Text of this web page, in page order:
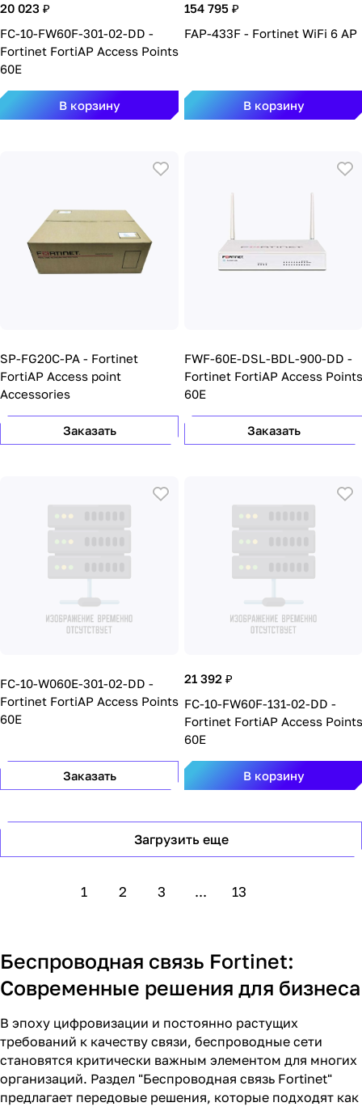
20 023 ₽
FC-10-FW60F-301-02-DD -
Fortinet FortiAP Access Points
60E
В корзину
154 795 ₽
FAP-433F - Fortinet WiFi 6 AP
В корзину
SP-FG20C-PA - Fortinet
FortiAP Access point
Accessories
Заказать
FWF-60E-DSL-BDL-900-DD -
Fortinet FortiAP Access Points
60E
Заказать
FC-10-W060E-301-02-DD -
Fortinet FortiAP Access Points
60E
Заказать
21 392 ₽
FC-10-FW60F-131-02-DD -
Fortinet FortiAP Access Points
60E
В корзину
Загрузить еще
1 2 3 ... 13
Беспроводная связь Fortinet:
Современные решения для бизнеса
В эпоху цифровизации и постоянно растущих
требований к качеству связи, беспроводные сети
становятся критически важным элементом для многих
организаций. Раздел "Беспроводная связь Fortinet"
предлагает передовые решения, которые подходят как